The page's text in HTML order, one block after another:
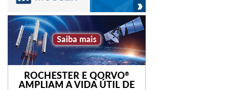
sancionada ou vice-versa. Tal visibilidade pode muitas
vezes levar tempo para ser desfeita pelas autoridades
governamentais e muitas vezes parece caprichosa. A
natureza de propriedade estatal de muitas empresas de
mercados emergentes exacerba este risco.
Como muitas das maiores empresas na Rússia são